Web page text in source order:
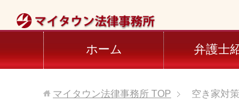
ホーム 弁護士
マイタウン法律事務所 TOP 空き家対策